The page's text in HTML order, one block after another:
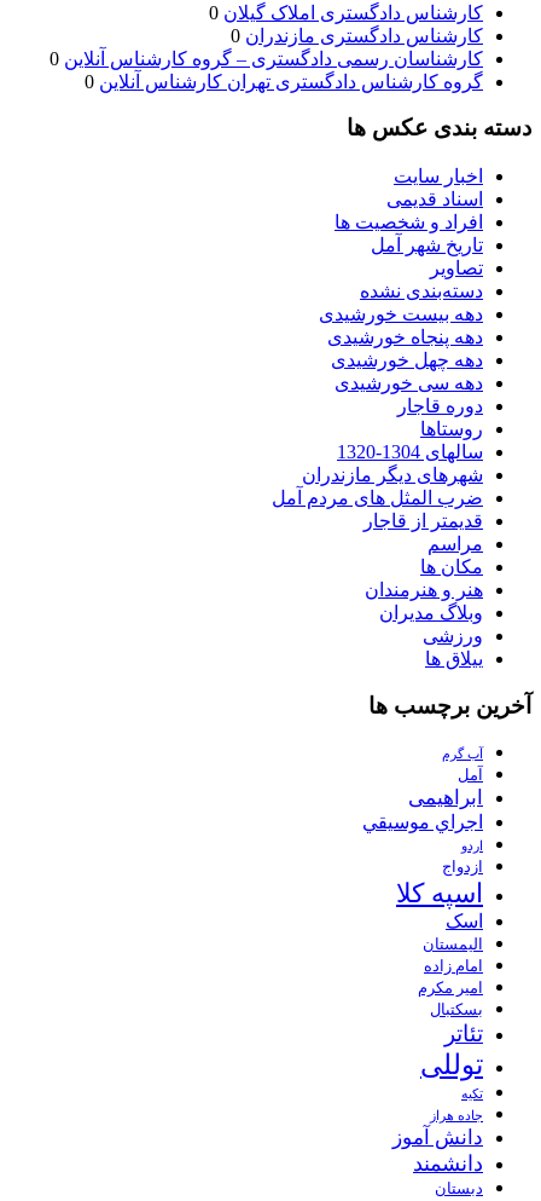
کارشناس دادگستری املاک گیلان
کارشناس دادگستری مازندران
کارشناسان رسمی دادگستری – گروه کارشناس آنلاین
گروه کارشناس دادگستری تهران کارشناس آنلاین
دسته بندی عکس ها
اخبار سایت
اسناد قدیمی
افراد و شخصیت ها
تاریخ شهر آمل
تصاویر
دسته‌بندی نشده
دهه بیست خورشیدی
دهه پنجاه خورشیدی
دهه چهل خورشیدی
دهه سی خورشیدی
دوره قاجار
روستاها
سالهای 1304-1320
شهرهای دیگر مازندران
ضرب المثل های مردم آمل
قدیمتر از قاجار
مراسم
مکان ها
هنر و هنرمندان
وبلاگ مدیران
ورزشی
ییلاق ها
آخرین برچسب ها
آب گرم
آمل
ابراهیمی
اجراي موسيقي
اردو
ازدواج
اسپه کلا
اسک
الیمستان
امام زاده
امیر مکرم
بسکتبال
تئاتر
توللی
تکیه
جاده هراز
دانش آموز
دانشمند
دبستان